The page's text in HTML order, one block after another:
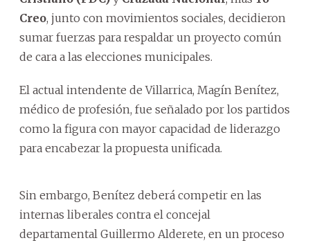
Creo, junto con movimientos sociales, decidieron
sumar fuerzas para respaldar un proyecto común
de cara a las elecciones municipales.
El actual intendente de Villarrica, Magín Benítez,
médico de profesión, fue señalado por los partidos
como la figura con mayor capacidad de liderazgo
para encabezar la propuesta unificada.
Sin embargo, Benítez deberá competir en las
internas liberales contra el concejal
departamental Guillermo Alderete, en un proceso